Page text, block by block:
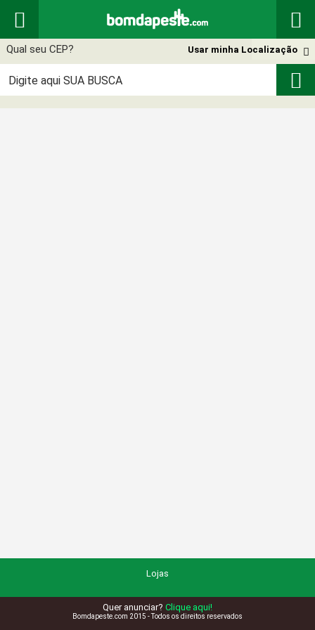
 

Usar minha Localização

Lojas
Quer anunciar? Clique aqui!
Bomdapeste.com 2015 - Todos os direitos reservados